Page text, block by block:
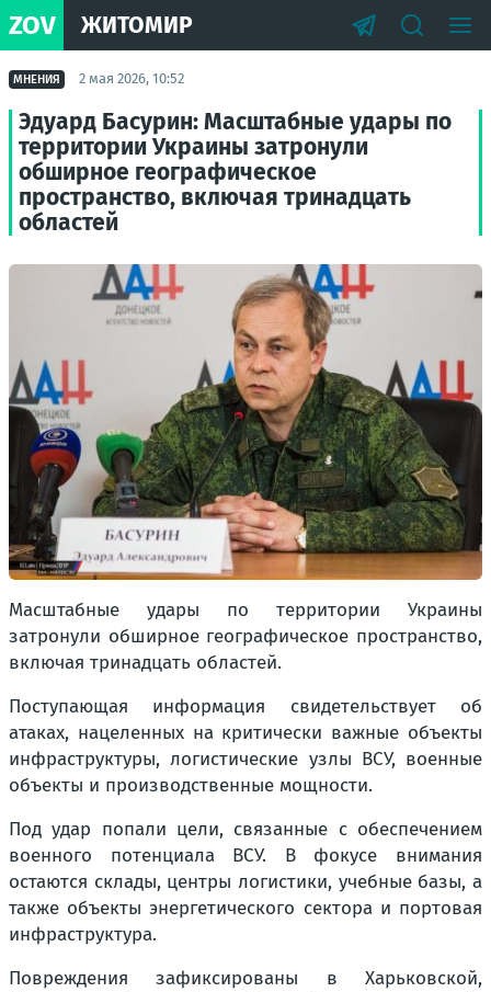
ZOV ЖИТОМИР
МНЕНИЯ 2 мая 2026, 10:52
Эдуард Басурин: Масштабные удары по
территории Украины затронули
обширное географическое
пространство, включая тринадцать
областей
Масштабные удары по территории Украины
затронули обширное географическое пространство,
включая тринадцать областей.
Поступающая информация свидетельствует об
атаках, нацеленных на критически важные объекты
инфраструктуры, логистические узлы ВСУ, военные
объекты и производственные мощности.
Под удар попали цели, связанные с обеспечением
военного потенциала ВСУ. В фокусе внимания
остаются склады, центры логистики, учебные базы, а
также объекты энергетического сектора и портовая
инфраструктура.
Повреждения зафиксированы в Харьковской,